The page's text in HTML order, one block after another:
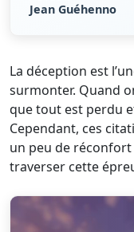
Jean Guéhenno
La déception est
surmonter. Quand
que tout est perdu
Cependant, ces
un peu de réconfort
traverser cette